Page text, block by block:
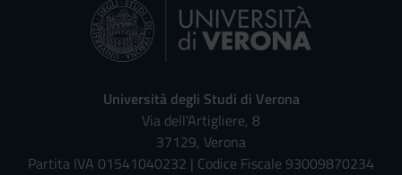
Università degli Studi di Verona
Via dell'Artigliere, 8
37129, Verona
Partita IVA 01541040232 | Codice Fiscale 93009870234